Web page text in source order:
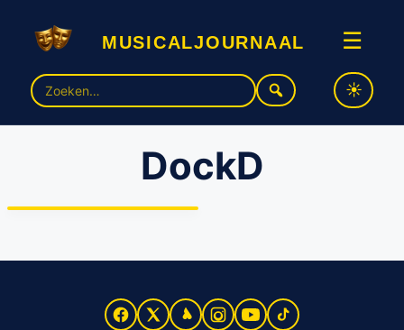
musicaljournaal ☰
Zoek
naar:
DockD
Nieuw productiehuis voor